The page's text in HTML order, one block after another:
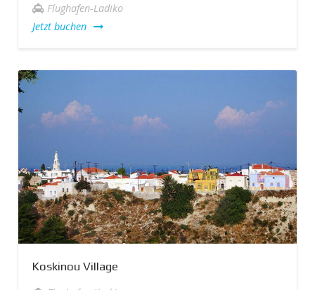
Flughafen-Ladiko
Jetzt buchen
Koskinou Village